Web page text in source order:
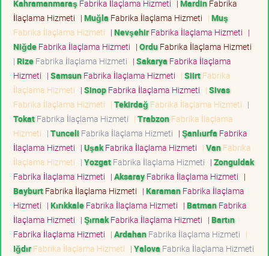
Kahramanmaraş Fabrika İlaçlama Hizmeti | MardinFabrika
İlaçlama Hizmeti | Muğla Fabrika İlaçlama Hizmeti | Muş
Fabrika İlaçlama Hizmeti | NevşehirFabrika İlaçlama Hizmeti |
NiğdeFabrika İlaçlama Hizmeti | OrduFabrika İlaçlama Hizmeti
| RizeFabrika İlaçlama Hizmeti | Sakarya Fabrika İlaçlama
Hizmeti | SamsunFabrika İlaçlama Hizmeti | SiirtFabrika
İlaçlama Hizmeti | SinopFabrika İlaçlama Hizmeti | Sivas
Fabrika İlaçlama Hizmeti | Tekirdağ Fabrika İlaçlama Hizmeti |
TokatFabrika İlaçlama Hizmeti | TrabzonFabrika İlaçlama
Hizmeti | Tunceli Fabrika İlaçlama Hizmeti | Şanlıurfa Fabrika
İlaçlama Hizmeti | UşakFabrika İlaçlama Hizmeti | VanFabrika
İlaçlama Hizmeti | YozgatFabrika İlaçlama Hizmeti | Zonguldak
Fabrika İlaçlama Hizmeti | AksarayFabrika İlaçlama Hizmeti |
BayburtFabrika İlaçlama Hizmeti | KaramanFabrika İlaçlama
Hizmeti | KırıkkaleFabrika İlaçlama Hizmeti | BatmanFabrika
İlaçlama Hizmeti | ŞırnakFabrika İlaçlama Hizmeti | Bartın
Fabrika İlaçlama Hizmeti | ArdahanFabrika İlaçlama Hizmeti |
IğdırFabrika İlaçlama Hizmeti | Yalova Fabrika İlaçlama Hizmeti